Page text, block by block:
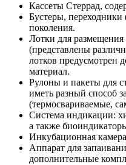
Кассеты Стеррад,
Бустеры, переходники
поколения.
Лотки для
(представлены
лотков предусмотрен
материал.
Рулоны и пакеты для
иметь разный способ
(термосвариваемые,
Система индикации:
а также
Инкубационная
Аппарат для
дополнительные